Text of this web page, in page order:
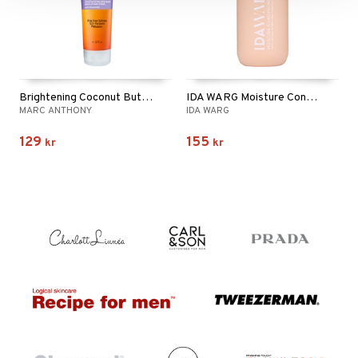
Brightening Coconut Butter Blondes Conditioner
MARC ANTHONY
129 kr
IDA WARG Moisture Conditioner
IDA WARG
155 kr